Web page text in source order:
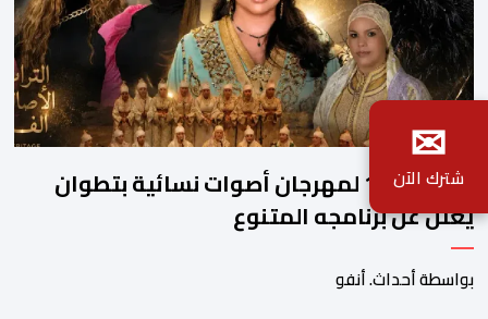
الدورة الـ14 لمهرجان أصوات نسائية بتطوان
يعلن عن برنامجه المتنوع
بواسطة أحداث. أنفو
✉
شترك الآن